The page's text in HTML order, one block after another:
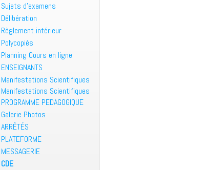
Sujets d’examens
Délibération
Règlement intérieur
Polycopiés
Planning Cours en ligne
ENSEIGNANTS
Manifestations Scientifiques
Manifestations Scientifiques
PROGRAMME PEDAGOGIQUE
Galerie Photos
ARRÊTÉS
PLATEFORME
MESSAGERIE
CDE